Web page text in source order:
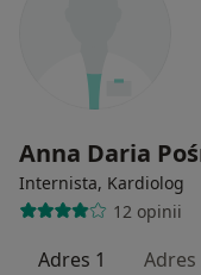
Anna Daria
Internista, Kardiolog
12 opinii
Adres 1 Adres